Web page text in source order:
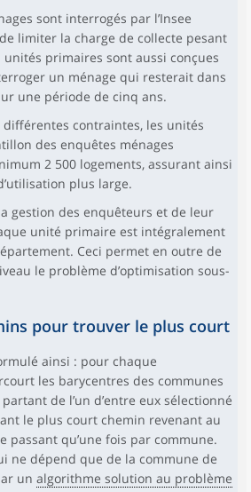
sont interrogés par l’Insee
limiter la charge de collecte pesant
unités primaires sont aussi conçues
un ménage qui resterait dans
une période de cinq ans.
différentes contraintes, les unités
des enquêtes ménages
2 500 logements, assurant ainsi
plus large.
gestion des enquêteurs et de leur
unité primaire est intégralement
Ceci permet en outre de
le problème d’optimisation sous-
pour trouver le plus court
ainsi : pour chaque
les barycentres des communes
de l’un d’entre eux sélectionné
le plus court chemin revenant au
passant qu’une fois par commune.
ne dépend que de la commune de
un algorithme solution au problème